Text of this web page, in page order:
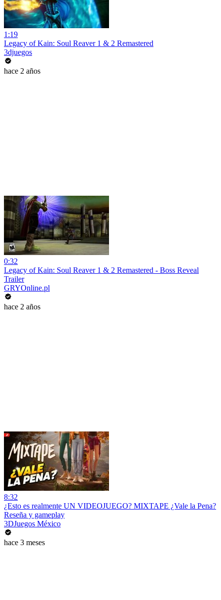
1:19
Legacy of Kain: Soul Reaver 1 & 2 Remastered
3djuegos
hace 2 años
0:32
Legacy of Kain: Soul Reaver 1 & 2 Remastered - Boss Reveal
Trailer
GRYOnline.pl
hace 2 años
8:32
¿Esto es realmente UN VIDEOJUEGO? MIXTAPE ¿Vale la Pena?
Reseña y gameplay
3DJuegos México
hace 3 meses